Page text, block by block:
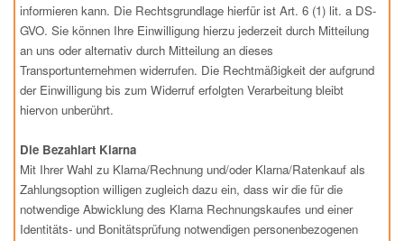
informieren kann. Die Rechtsgrundlage hierfür ist Art. 6 (1) lit. a DS-
GVO. Sie können Ihre Einwilligung hierzu jederzeit durch Mitteilung
an uns oder alternativ durch Mitteilung an dieses
Transportunternehmen widerrufen. Die Rechtmäßigkeit der aufgrund
der Einwilligung bis zum Widerruf erfolgten Verarbeitung bleibt
hiervon unberührt.
Die Bezahlart Klarna
Mit Ihrer Wahl zu Klarna/Rechnung und/oder Klarna/Ratenkauf als
Zahlungsoption willigen zugleich dazu ein, dass wir die für die
notwendige Abwicklung des Klarna Rechnungskaufes und einer
Identitäts- und Bonitätsprüfung notwendigen personenbezogenen